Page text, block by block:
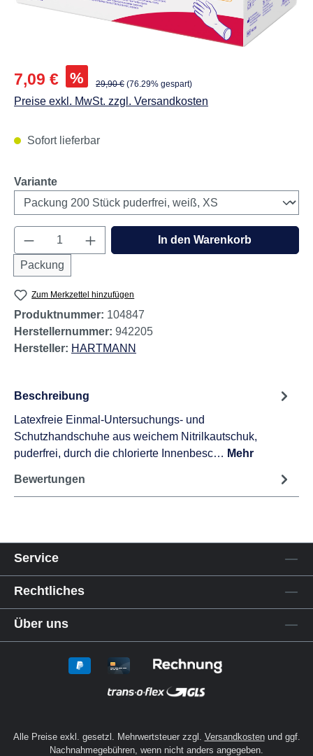
Abbildungen können vom Original abweichen.
Verkaufspreis:
7,09 € % Regulärer Preis:
29,90 € (76.29% gespart)
Preise exkl. MwSt. zzgl. Versandkosten
Sofort lieferbar
Varianteauswählen
Produkt Anzahl: Gib den gewünschten
Packung
In den Warenkorb
Zum Merkzettel hinzufügen
Produktnummer: 104847
Herstellernummer: 942205
Hersteller: HARTMANN
Beschreibung
Latexfreie Einmal-Untersuchungs- und
Schutzhandschuhe aus weichem Nitrilkautschuk,
puderfrei, durch die chlorierte Innenbesc… Mehr
Bewertungen
Service
Rechtliches
Über uns
Alle Preise exkl. gesetzl. Mehrwertsteuer zzgl. Versandkostenund ggf.
Nachnahmegebühren, wenn nicht anders angegeben.